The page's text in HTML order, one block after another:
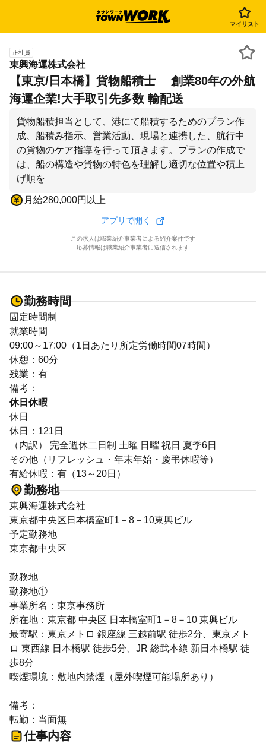
マイリスト
正社員
東興海運株式会社
【東京/日本橋】貨物船積士 創業80年の外航
海運企業!大手取引先多数 輸配送
貨物船積担当として、港にて船積するためのプラン作
成、船積み指示、営業活動、現場と連携した、航行中
の貨物のケア指導を行って頂きます。プランの作成で
は、船の構造や貨物の特色を理解し適切な位置や積上
げ順を
月給280,000円以上
アプリで開く
この求人は職業紹介事業者による紹介案件です
応募情報は職業紹介事業者に送信されます
勤務時間
固定時間制
就業時間
09:00～17:00（1日あたり所定労働時間07時間）
休憩：60分
残業：有
備考：
休日休暇
休日
休日：121日
（内訳） 完全週休二日制 土曜 日曜 祝日 夏季6日
その他（リフレッシュ・年末年始・慶弔休暇等）
有給休暇：有（13～20日）
勤務地
東興海運株式会社
東京都中央区日本橋室町1－8－10東興ビル
予定勤務地
東京都中央区
勤務地
勤務地①
事業所名：東京事務所
所在地：東京都 中央区 日本橋室町1－8－10 東興ビル
最寄駅：東京メトロ 銀座線 三越前駅 徒歩2分、東京メト
ロ 東西線 日本橋駅 徒歩5分、JR 総武本線 新日本橋駅 徒
歩8分
喫煙環境：敷地内禁煙（屋外喫煙可能場所あり）
備考：
転勤：当面無
仕事内容